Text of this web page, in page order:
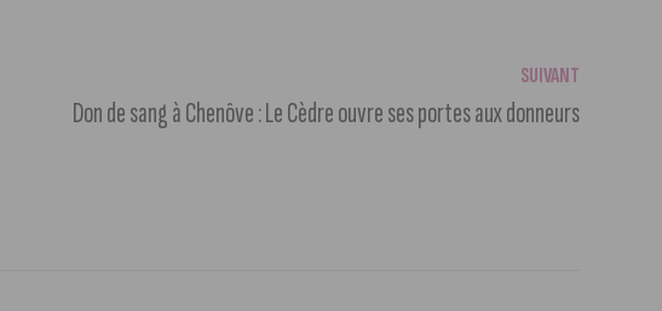
SUIVANT
Don de sang à Chenôve : Le Cèdre ouvre ses portes aux donneurs